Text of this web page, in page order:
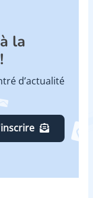
la
d’actualité